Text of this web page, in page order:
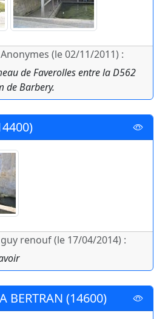
(le 02/11/2011) :
de Faverolles entre la D562
de Barbery.
renouf (le 17/04/2014) :
BERTRAN (14600)